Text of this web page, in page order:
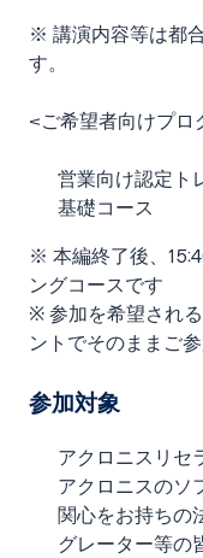
※ 講演内容等は都
す。
<ご希望者向けプロ
営業向け認定ト
基礎コース​
※ 本編終了後、
ングコースです
※ 参加を希望され
ントでそのままご
参加対象
アクロニスリセ
アクロニスのソ
関心をお持ちの
グレーター等の